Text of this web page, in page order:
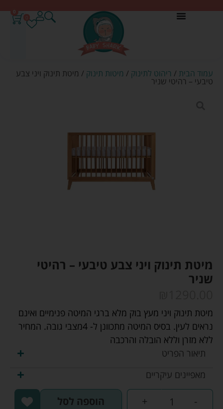
0
עמוד הבית / ריהוט לתינוק / מיטות תינוק / מיטת תינוק ויני צבע
טיבעי – רהיטי שניר
מיטת תינוק ויני צבע טיבעי – רהיטי
שניר
מיטת תינוק ויני מעץ בוק מלא ברגי המיטה פנימיים ואינם
נראים לעין. בסיס המיטה מתכוונן ל- 4מצבי גובה. המחיר
ללא מזרן וללא הובלה והרכבה
תיאור הפריט
מאפיינים עיקריים
-
+ הוספה לסל